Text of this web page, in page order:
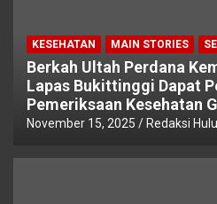
KESEHATAN MAIN STORIES
Berkah Ultah Perdana
Lapas Bukittinggi Dapat
Pemeriksaan Kesehatan
November 15, 2025 Redaksi Hulu